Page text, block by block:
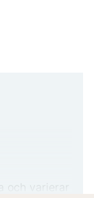
varierar